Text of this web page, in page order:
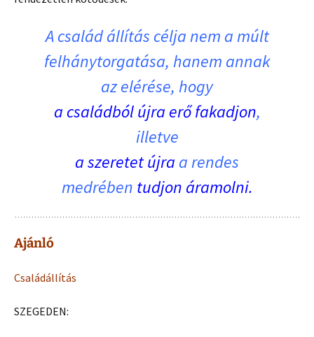
A család állítás célja nem a múlt
felhánytorgatása, hanem annak
az elérése, hogy
a családból újra erő fakadjon,
illetve
a szeretet újra a rendes
medrében tudjon áramolni.
Ajánló
Családállítás
SZEGEDEN: